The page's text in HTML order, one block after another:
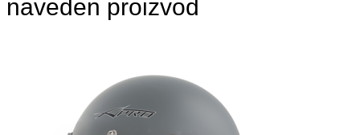
naveden proizvod